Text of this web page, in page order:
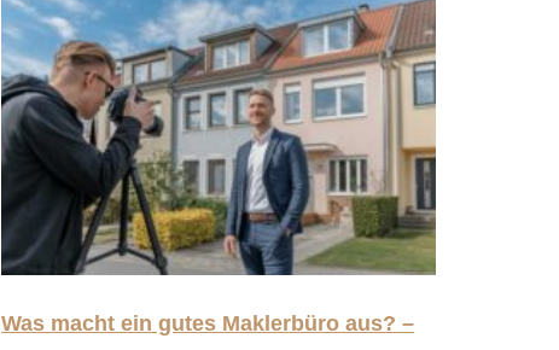
Was macht ein gutes Maklerbüro aus? –